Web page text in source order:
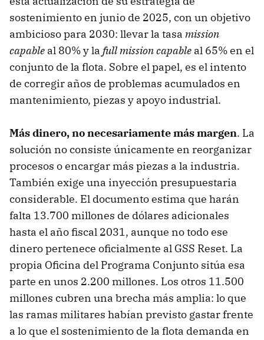
sostenimiento en junio de 2025, con un objetivo
ambicioso para 2030: llevar la tasa mission
capable al 80% y la full mission capable al 65% en el
conjunto de la flota. Sobre el papel, es el intento
de corregir años de problemas acumulados en
mantenimiento, piezas y apoyo industrial.
Más dinero, no necesariamente más margen. La
solución no consiste únicamente en reorganizar
procesos o encargar más piezas a la industria.
También exige una inyección presupuestaria
considerable. El documento estima que harán
falta 13.700 millones de dólares adicionales
hasta el año fiscal 2031, aunque no todo ese
dinero pertenece oficialmente al GSS Reset. La
propia Oficina del Programa Conjunto sitúa esa
parte en unos 2.200 millones. Los otros 11.500
millones cubren una brecha más amplia: lo que
las ramas militares habían previsto gastar frente
a lo que el sostenimiento de la flota demanda en